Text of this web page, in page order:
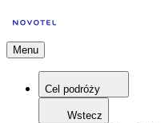
Menu
Cel podróży
Wstecz